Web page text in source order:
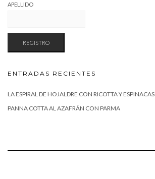
APELLIDO
ENTRADAS RECIENTES
LA ESPIRAL DE HOJALDRE CON RICOTTA Y ESPINACAS
PANNA COTTA AL AZAFRÁN CON PARMA